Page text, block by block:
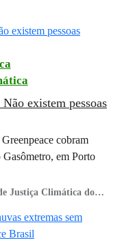
existem pessoas
cobram
em Porto
Justiça Climática do